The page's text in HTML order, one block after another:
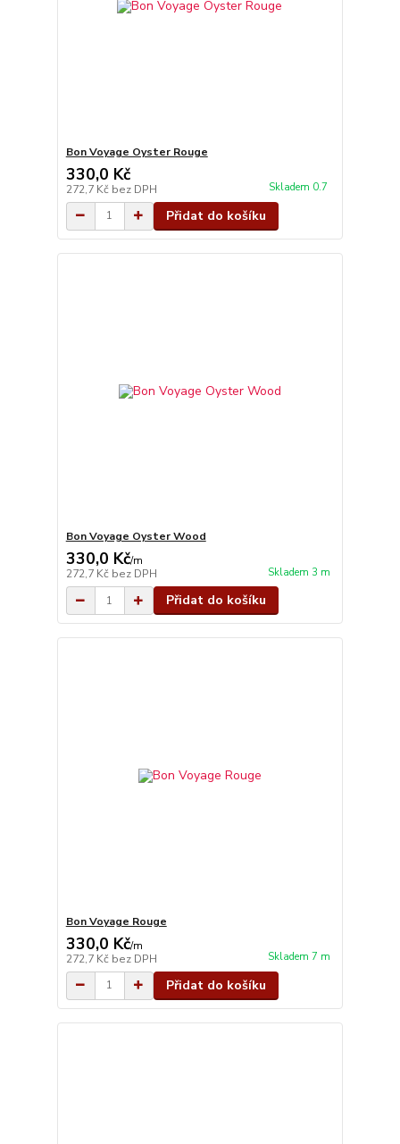
Bon Voyage Oyster Rouge
330,0 Kč
272,7 Kč bez DPH Skladem 0.7
Přidat do košíku
Bon Voyage Oyster Wood
330,0 Kč/m
272,7 Kč bez DPH Skladem 3 m
Přidat do košíku
Bon Voyage Rouge
330,0 Kč/m
272,7 Kč bez DPH Skladem 7 m
Přidat do košíku